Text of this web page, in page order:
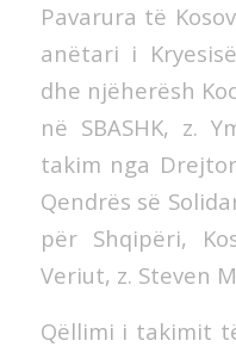
Pavarura të
anëtari i
dhe njëherësh
në SBASHK, z.
takim nga
Qendrës së
për Shqipëri,
Veriut, z. Steven
Qëllimi i takimit